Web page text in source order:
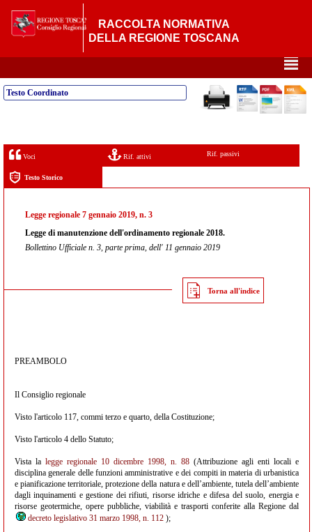
RACCOLTA NORMATIVA
DELLA REGIONE TOSCANA
²
Testo Coordinato
Voci Rif. attivi Rif. passivi
Testo Storico
Legge regionale 7 gennaio 2019, n. 3
Legge di manutenzione dell'ordinamento regionale 2018.
Bollettino Ufficiale n. 3, parte prima, dell' 11 gennaio 2019
Torna all'indice
PREAMBOLO
Il Consiglio regionale
Visto l'articolo 117, commi terzo e quarto, della Costituzione;
Visto l'articolo 4 dello Statuto;
Vista la legge regionale 10 dicembre 1998, n. 88 (Attribuzione agli enti locali e
disciplina generale delle funzioni amministrative e dei compiti in materia di urbanistica
e pianificazione territoriale, protezione della natura e dell’ambiente, tutela dell’ambiente
dagli inquinamenti e gestione dei rifiuti, risorse idriche e difesa del suolo, energia e
risorse geotermiche, opere pubbliche, viabilità e trasporti conferite alla Regione dal
decreto legislativo 31 marzo 1998, n. 112 );